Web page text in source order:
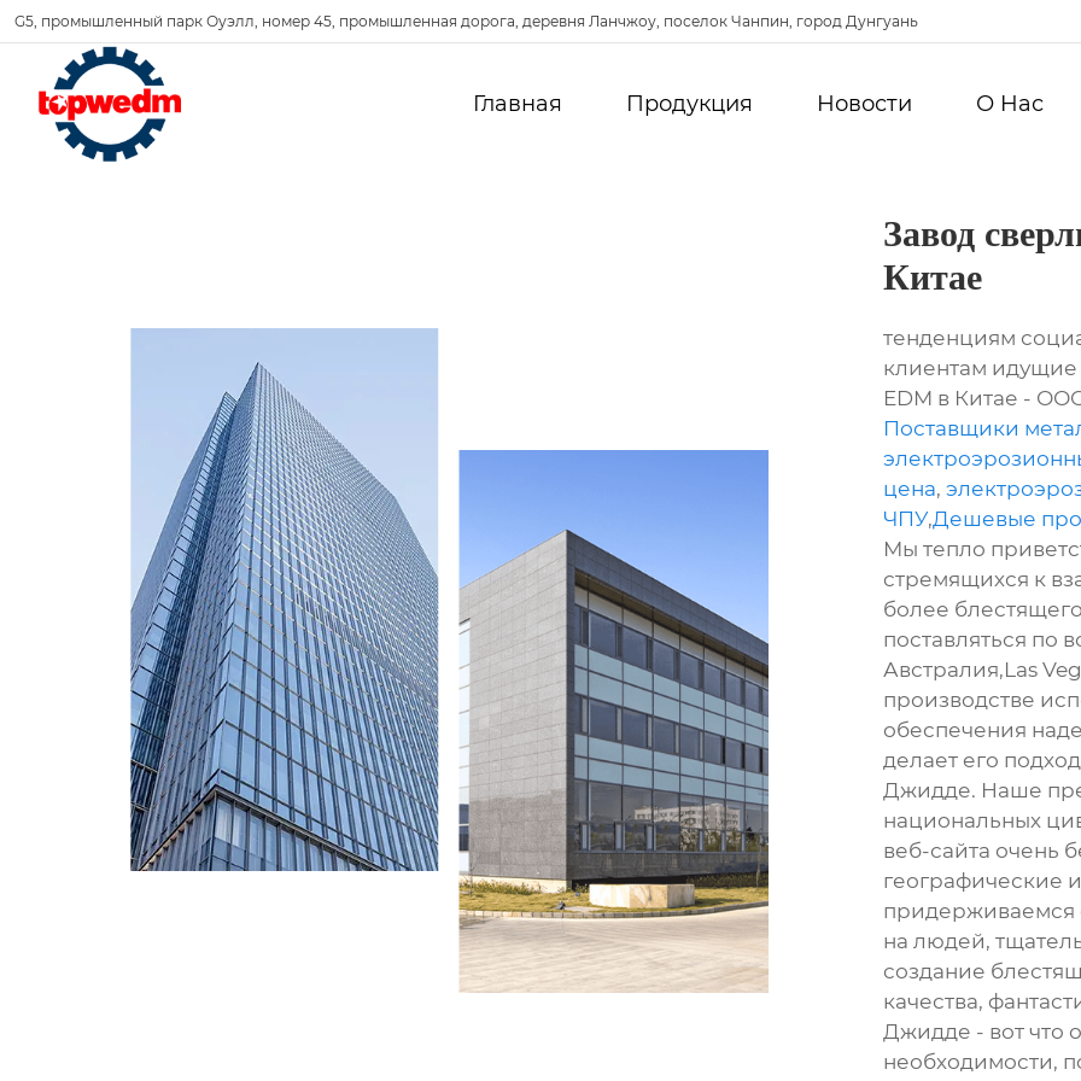
G5, промышленный парк Оуэлл, номер 45, промышленная дорога, деревня Ланчжоу, поселок Чанпин, город Дунгуань
Главная Продукция Новости О Hас
Завод
Китае
тенденциям
клиентам идущие
EDM в Китае -
Поставщики
цена,
ЧПУ,Дешевые
Мы тепло
стремящихся к
более
поставляться по
Австралия,Las
производстве
обеспечения
делает его
Джидде. Наше
национальных
веб-сайта очень
географические
придерживаемся
на людей,
создание
качества,
Джидде - вот что
необходимости,